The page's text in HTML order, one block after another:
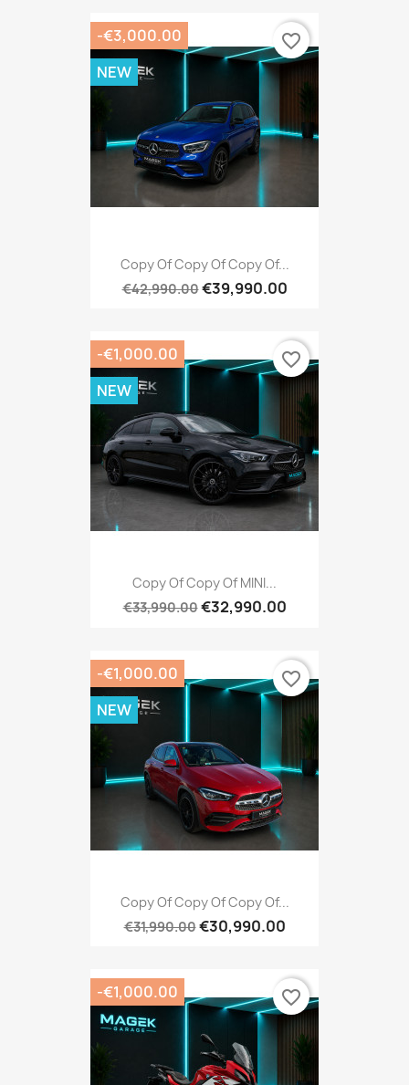
Copy Of Copy Of Copy Of...
€42,990.00€39,990.00
-€3,000.00
NEW
favorite_border
Copy Of Copy Of MINI...
€33,990.00€32,990.00
-€1,000.00
NEW
favorite_border
Copy Of Copy Of Copy Of...
€31,990.00€30,990.00
-€1,000.00
NEW
favorite_border
-€1,000.00 favorite_border